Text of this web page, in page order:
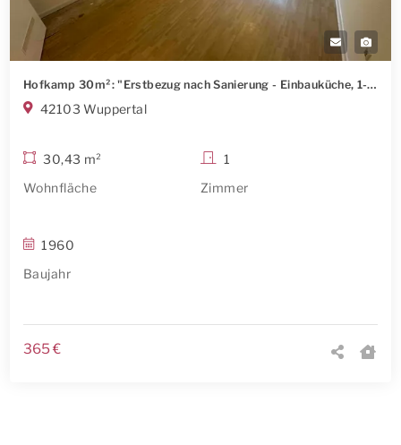
Hofkamp 30m²: "Erstbezug nach Sanierung - Einbauküche, 1-Zimmer KDB, Tageslicht Bad"-Hausmeisters. inkl.
42103 Wuppertal
30,43 m²
Wohnfläche
1
Zimmer
1960
Baujahr
365 €